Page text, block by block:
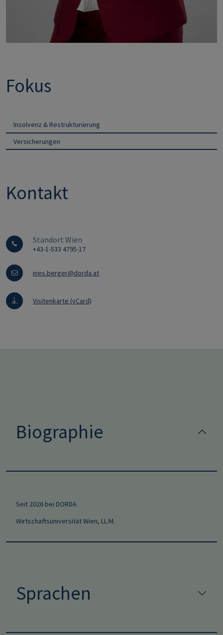
Fokus
Insolvenz & Restrukturierung
Versicherungen
Kontakt
Standort Wien
+43-1-533 4795-17
ines.berger@dorda.at
Visitenkarte (vCard)
Biographie
Seit 2026 bei DORDA
Wirtschaftsuniversität Wien, LL.M.
Sprachen